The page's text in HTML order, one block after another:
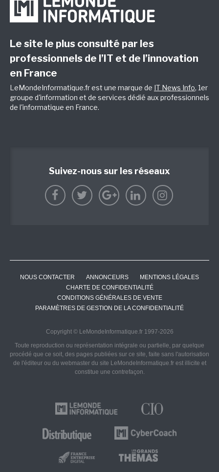
Le site le plus consulté par les
professionnels de l’IT et de l’innovation
en France
LeMondeInformatique.fr est une marque de IT News Info, 1er
groupe d'information et de services dédié aux professionnels
de l'informatique en France.
Suivez-nous sur les réseaux
NOUS CONTACTER ANNONCEURS
MENTIONS LÉGALES
CHARTE DE CONFIDENTIALITÉ
CONDITIONS GÉNÉRALES DE VENTE
PARAMÈTRES DE GESTION DE LA CONFIDENTIALITÉ
Copyright © LeMondeInformatique.fr 1997-2026
Toute reproduction ou représentation intégrale ou partielle, par quelque
procédé que ce soit, des pages publiées sur ce site, faite sans l'autorisation
de l'éditeur ou du webmaster du site LeMondeInformatique.fr est illicite et
constitue une contrefaçon.